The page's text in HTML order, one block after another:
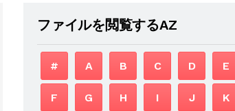
ファイルを閲覧するAZ
# A B C D E
F G H I J K